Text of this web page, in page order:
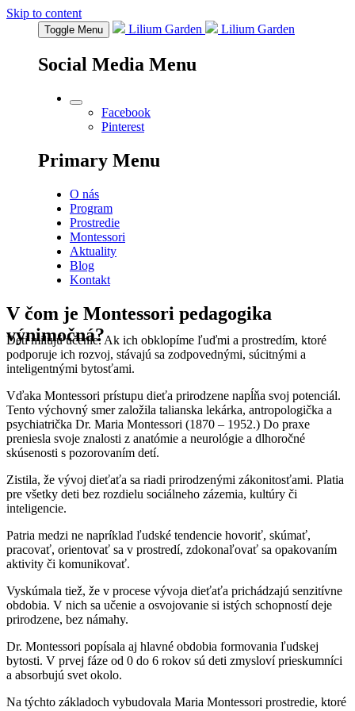
Skip to content
Toggle Menu Lilium Garden Lilium Garden
Social Media Menu
Facebook
Pinterest
Primary Menu
O nás
Program
Prostredie
Montessori
Aktuality
Blog
Kontakt
V čom je Montessori pedagogika
výnimočná?
Deti milujú učenie. Ak ich obklopíme ľuďmi a prostredím, ktoré
podporuje ich rozvoj, stávajú sa zodpovednými, súcitnými a
inteligentnými bytosťami.
Vďaka Montessori prístupu dieťa prirodzene napĺňa svoj potenciál.
Tento výchovný smer založila talianska lekárka, antropologička a
psychiatrička Dr. Maria Montessori (1870 – 1952.) Do praxe
preniesla svoje znalosti z anatómie a neurológie a dlhoročné
skúsenosti s pozorovaním detí.
Zistila, že vývoj dieťaťa sa riadi prirodzenými zákonitosťami. Platia
pre všetky deti bez rozdielu sociálneho zázemia, kultúry či
inteligencie.
Patria medzi ne napríklad ľudské tendencie hovoriť, skúmať,
pracovať, orientovať sa v prostredí, zdokonaľovať sa opakovaním
aktivity či komunikovať.
Vyskúmala tiež, že v procese vývoja dieťaťa prichádzajú senzitívne
obdobia. V nich sa učenie a osvojovanie si istých schopností deje
prirodzene, bez námahy.
Dr. Montessori popísala aj hlavné obdobia formovania ľudskej
bytosti. V prvej fáze od 0 do 6 rokov sú deti zmysloví prieskumníci
a absorbujú svet okolo.
Na týchto základoch vybudovala Maria Montessori prostredie, ktoré